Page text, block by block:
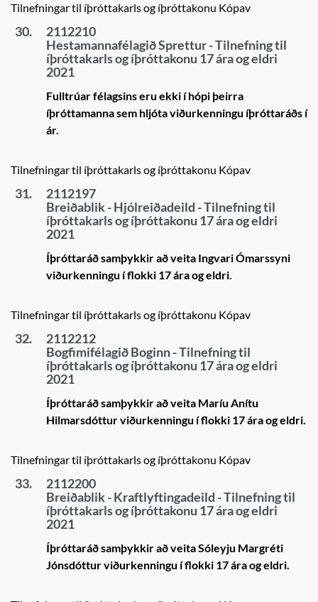
Tilnefningar til íþróttakarls og íþróttakonu Kópav
30.
2112210
Hestamannafélagið Sprettur - Tilnefning til
íþróttakarls og íþróttakonu 17 ára og eldri
2021
Fulltrúar félagsins eru ekki í hópi þeirra
íþróttamanna sem hljóta viðurkenningu íþróttaráðs í
ár.
Tilnefningar til íþróttakarls og íþróttakonu Kópav
31.
2112197
Breiðablik - Hjólreiðadeild - Tilnefning til
íþróttakarls og íþróttakonu 17 ára og eldri
2021
Íþróttaráð samþykkir að veita Ingvari Ómarssyni
viðurkenningu í flokki 17 ára og eldri.
Tilnefningar til íþróttakarls og íþróttakonu Kópav
32.
2112212
Bogfimifélagið Boginn - Tilnefning til
íþróttakarls og íþróttakonu 17 ára og eldri
2021
Íþróttaráð samþykkir að veita Maríu Anítu
Hilmarsdóttur viðurkenningu í flokki 17 ára og eldri.
Tilnefningar til íþróttakarls og íþróttakonu Kópav
33.
2112200
Breiðablik - Kraftlyftingadeild - Tilnefning til
íþróttakarls og íþróttakonu 17 ára og eldri
2021
Íþróttaráð samþykkir að veita Sóleyju Margréti
Jónsdóttur viðurkenningu í flokki 17 ára og eldri.